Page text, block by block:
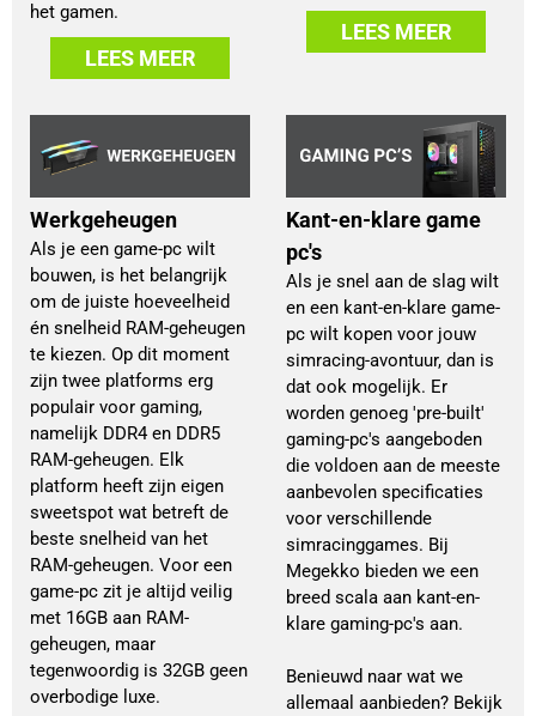
het gamen.
LEES MEER
LEES MEER
Werkgeheugen
Als je een game-pc wilt
bouwen, is het belangrijk
om de juiste hoeveelheid
én snelheid RAM-geheugen
te kiezen. Op dit moment
zijn twee platforms erg
populair voor gaming,
namelijk DDR4 en DDR5
RAM-geheugen. Elk
platform heeft zijn eigen
sweetspot wat betreft de
beste snelheid van het
RAM-geheugen. Voor een
game-pc zit je altijd veilig
met 16GB aan RAM-
geheugen, maar
tegenwoordig is 32GB geen
overbodige luxe.
Kant-en-klare game
pc's
Als je snel aan de slag wilt
en een kant-en-klare game-
pc wilt kopen voor jouw
simracing-avontuur, dan is
dat ook mogelijk. Er
worden genoeg 'pre-built'
gaming-pc's aangeboden
die voldoen aan de meeste
aanbevolen specificaties
voor verschillende
simracinggames. Bij
Megekko bieden we een
breed scala aan kant-en-
klare gaming-pc's aan.
Benieuwd naar wat we
allemaal aanbieden? Bekijk